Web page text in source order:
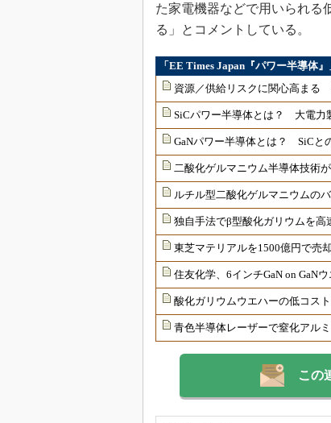
た家電機器などで用いられる
る」とコメントしている。
「EE Times Japan『パワー半導体
資源／供給リスクに関心高まる
SiCパワー半導体とは？ 大電力
GaNパワー半導体とは？ SiCと
二酸化ゲルマニウム半導体技術
ルチル型二酸化ゲルマニウムの
独自手法でβ型酸化ガリウムを高
東芝マテリアルを1500億円で売
住友化学、6インチGaN on GaN
酸化ガリウムウエハーの低コス
青色半導体レーザーで窒化アル
この